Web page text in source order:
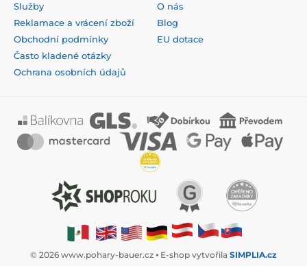
Služby
Reklamace a vrácení zboží
Obchodní podmínky
Často kladené otázky
Ochrana osobních údajů
O nás
Blog
EU dotace
© 2026 www.pohary-bauer.cz ⦁ E-shop vytvořila SIMPLIA.cz